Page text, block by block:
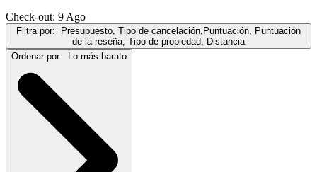
Check-out: 9 Ago
Filtra por: Presupuesto, Tipo de cancelación,Puntuación, Puntuación
de la reseña, Tipo de propiedad, Distancia
Ordenar por: Lo más barato